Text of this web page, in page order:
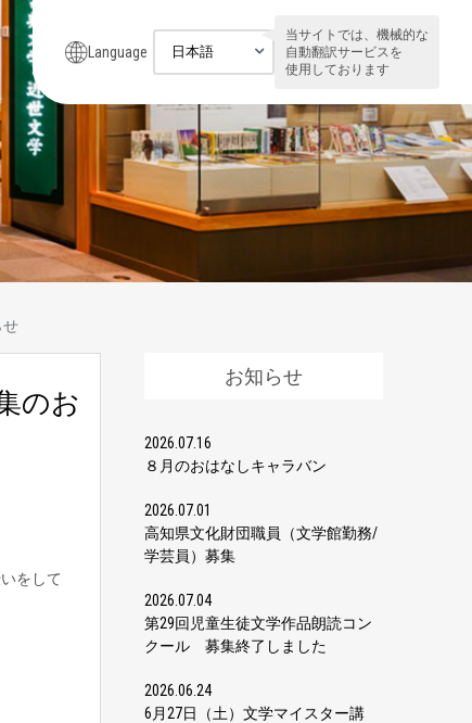
Language
当サイトでは、機械的な
自動翻訳サービスを
使用しております
せ
のお
をして
お知らせ
2026.07.16
８月のおはなしキャラバン
2026.07.01
高知県文化財団職員（文学館勤務/
学芸員）募集
2026.07.04
第29回児童生徒文学作品朗読コン
クール 募集終了しました
2026.06.24
6月27日（土）文学マイスター講